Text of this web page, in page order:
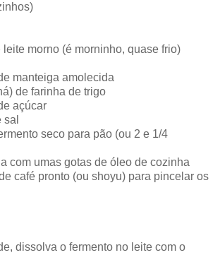
leite morno (é morninho, quase frio)
manteiga amolecida
de farinha de trigo
açúcar
seco para pão (ou 2 e 1/4
com umas gotas de óleo de cozinha
café pronto (ou shoyu) para pincelar os
dissolva o fermento no leite com o